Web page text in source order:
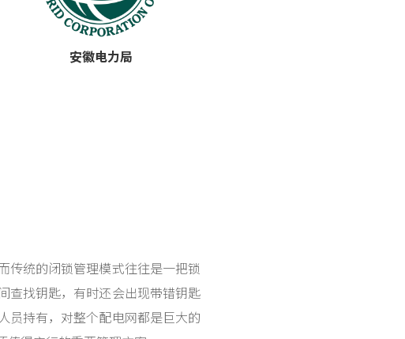
安徽电力局
传统的闭锁管理模式往往是一把锁
查找钥匙，有时还会出现带错钥匙
员持有，对整个配电网都是巨大的